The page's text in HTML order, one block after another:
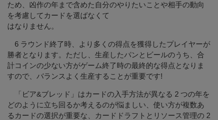
ため、凶作の年まで含めた自分のやりたいことや相手の動向
を考慮してカードを選ばなくて
はなりません。
6 ラウンド終了時、より多くの得点を獲得したプレイヤーが
勝者となります。ただし、生産したパンとビールのうち、合
計コインの少ない方がゲーム終了時の最終的な得点となりま
すので、バランスよく生産することが重要です!
「ビア&ブレッド」はカードの入手方法が異なる 2 つの年を
どのように立ち回るか考えるのが悩ましい、使い方が複数あ
るカードの選択が重要な、カードドラフトとリソース管理の 2